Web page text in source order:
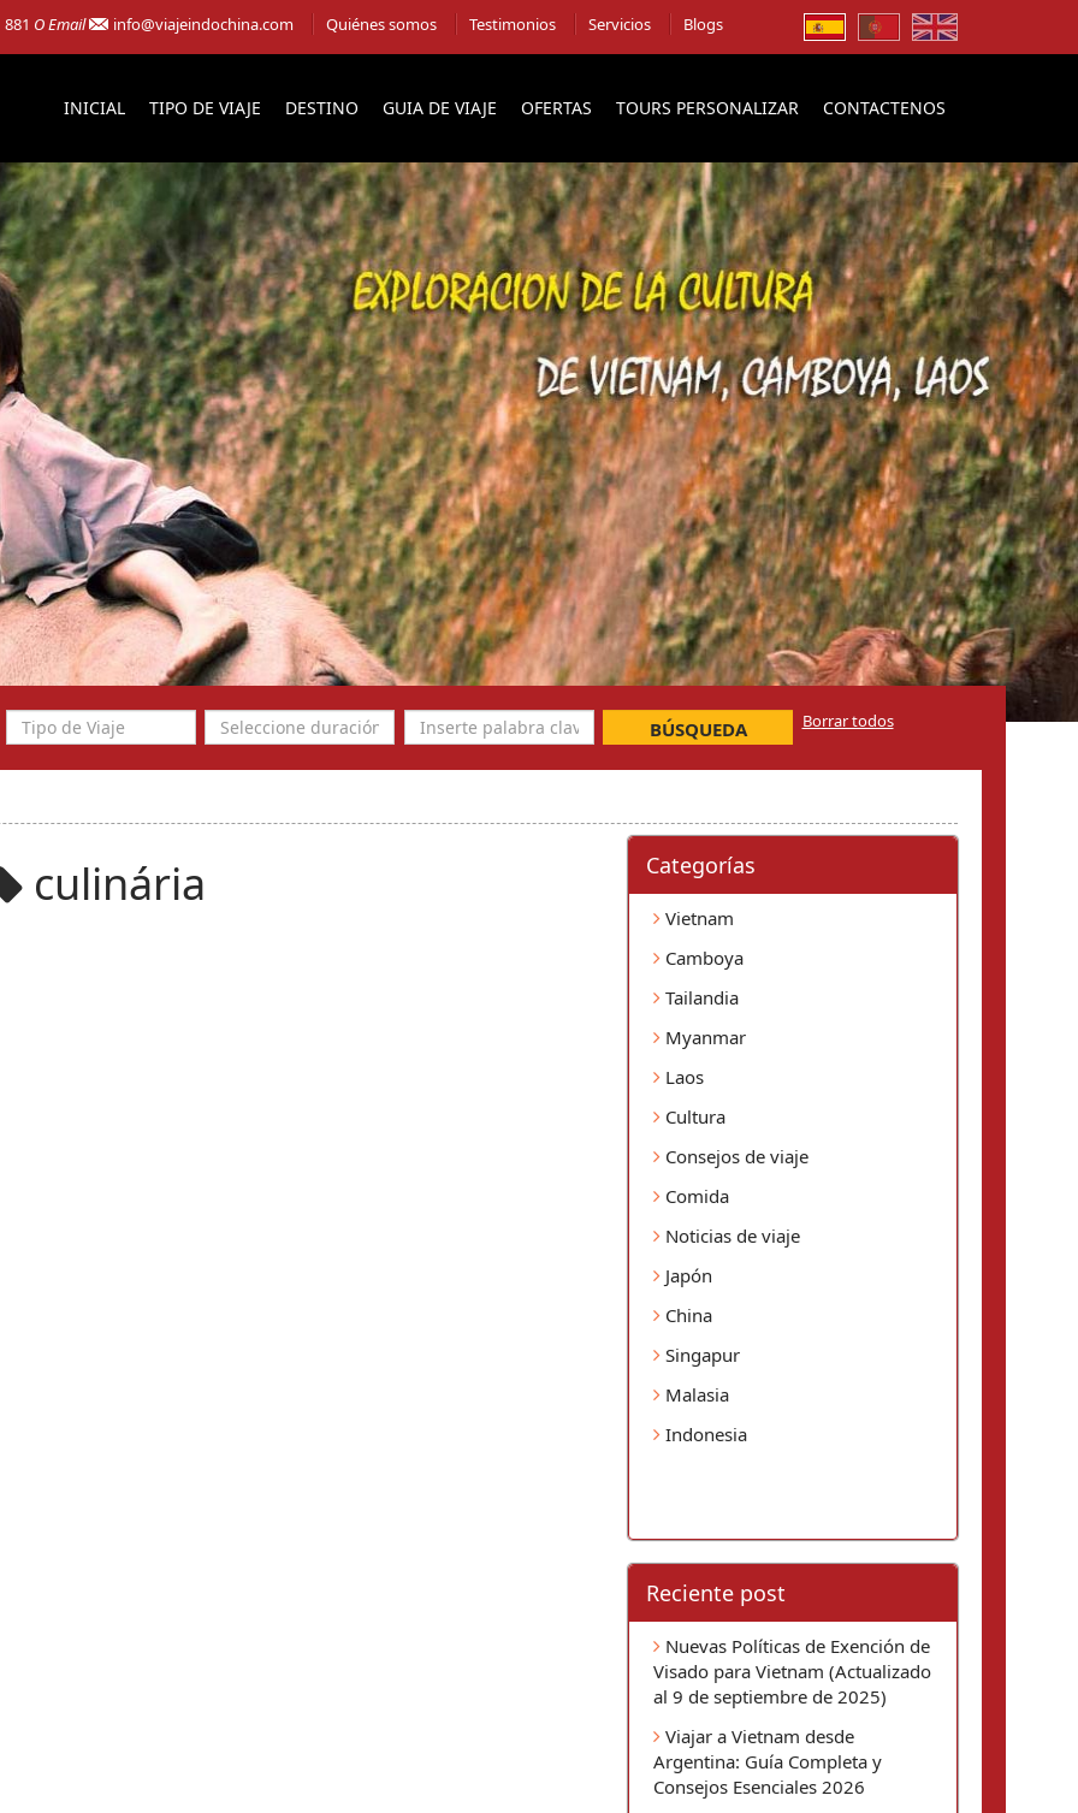
O Email info@viajeindochina.com Quiénes somos Testimonios Servicios Blogs
INICIAL TIPO DE VIAJE DESTINO GUIA DE VIAJE OFERTAS TOURS PERSONALIZAR CONTACTENOS
BÚSQUEDA Borrar todos
culinária Categorí­as
Vietnam
Camboya
Tailandia
Myanmar
Laos
Cultura
Consejos de viaje
Comida
Noticias de viaje
Japón
China
Singapur
Malasia
Indonesia
Reciente post
Nuevas Políticas de Exención de
Visado para Vietnam (Actualizado
al 9 de septiembre de 2025)
Viajar a Vietnam desde
Argentina: Guía Completa y
Consejos Esenciales 2026